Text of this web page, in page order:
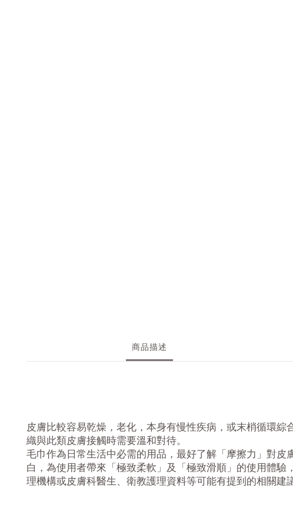
商品描述
皮膚比較容易乾燥，老化 ，本身有慢性疾病，或末梢循環
織與此類皮膚接觸時需要溫和對待。
毛巾作為日常生活中必需的用品，最好了解「摩擦力」對
白，為使用者帶來「極致柔軟」及「極致滑順」的使用體
理機構或皮膚科醫生、衛教護理資料等可能有提到的相關建議